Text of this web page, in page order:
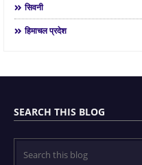
सिवनी
हिमाचल प्रदेश
SEARCH THIS BLOG